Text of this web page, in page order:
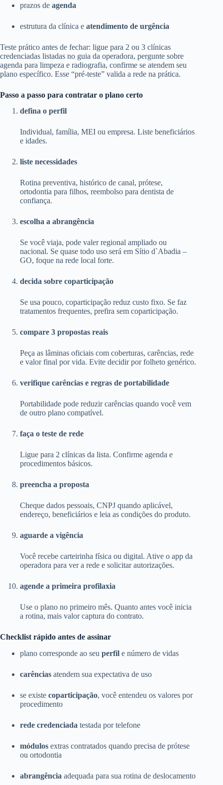
prazos de agenda
estrutura da clínica e atendimento de urgência
Teste prático antes de fechar: ligue para 2 ou 3 clínicas
credenciadas listadas no guia da operadora, pergunte sobre
agenda para limpeza e radiografia, confirme se atendem seu
plano específico. Esse “pré-teste” valida a rede na prática.
Passo a passo para contratar o plano certo
defina o perfil
Individual, família, MEI ou empresa. Liste beneficiários
e idades.
liste necessidades
Rotina preventiva, histórico de canal, prótese,
ortodontia para filhos, reembolso para dentista de
confiança.
escolha a abrangência
Se você viaja, pode valer regional ampliado ou
nacional. Se quase todo uso será em Sítio d`Abadia –
GO, foque na rede local forte.
decida sobre coparticipação
Se usa pouco, coparticipação reduz custo fixo. Se faz
tratamentos frequentes, prefira sem coparticipação.
compare 3 propostas reais
Peça as lâminas oficiais com coberturas, carências, rede
e valor final por vida. Evite decidir por folheto genérico.
verifique carências e regras de portabilidade
Portabilidade pode reduzir carências quando você vem
de outro plano compatível.
faça o teste de rede
Ligue para 2 clínicas da lista. Confirme agenda e
procedimentos básicos.
preencha a proposta
Cheque dados pessoais, CNPJ quando aplicável,
endereço, beneficiários e leia as condições do produto.
aguarde a vigência
Você recebe carteirinha física ou digital. Ative o app da
operadora para ver a rede e solicitar autorizações.
agende a primeira profilaxia
Use o plano no primeiro mês. Quanto antes você inicia
a rotina, mais valor captura do contrato.
Checklist rápido antes de assinar
plano corresponde ao seu perfil e número de vidas
carências atendem sua expectativa de uso
se existe coparticipação, você entendeu os valores por
procedimento
rede credenciada testada por telefone
módulos extras contratados quando precisa de prótese
ou ortodontia
abrangência adequada para sua rotina de deslocamento